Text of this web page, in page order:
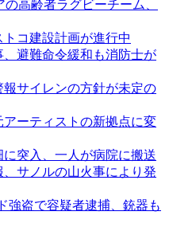
高齢者ラグビーチーム、
コ建設計画が進行中
避難命令緩和も消防士が
サイレンの方針が未定の
ーティストの新拠点に変
突入、一人が病院に搬送
サノルの山火事により発
強盗で容疑者逮捕、銃器も